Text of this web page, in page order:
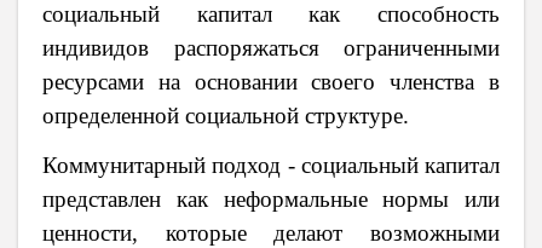
социальный капитал как способность
индивидов распоряжаться ограниченными
ресурсами на основании своего членства в
определенной социальной структуре.
Коммунитарный подход - социальный капитал
представлен как неформальные нормы или
ценности, которые делают возможными